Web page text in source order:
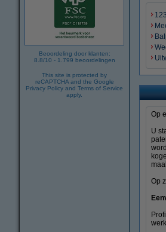
Beoordeling door klanten:
8.8/10 - 1.799 beoordelingen
This site is protected by
reCAPTCHA and the Google
Privacy Policy and Terms of Service
apply.
Op
U
Op